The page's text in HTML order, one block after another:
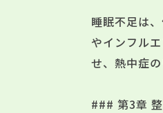
睡眠不足は
やインフル
せ、熱中症
### 第3章